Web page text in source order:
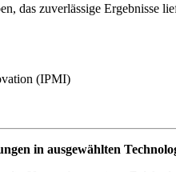
das zuverlässige Ergebnisse
(IPMI)
in ausgewählten